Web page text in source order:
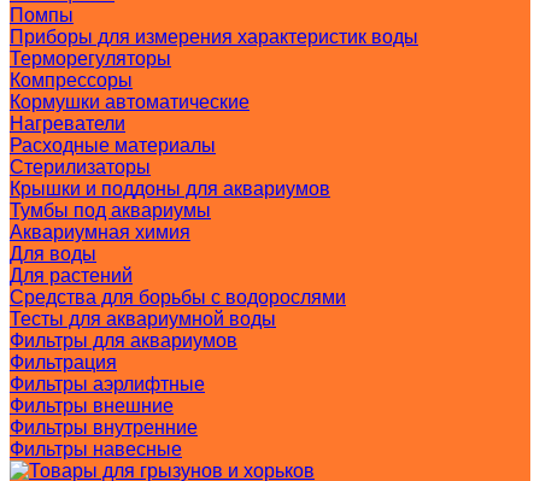
Помпы
Приборы для измерения характеристик воды
Терморегуляторы
Компрессоры
Кормушки автоматические
Нагреватели
Расходные материалы
Стерилизаторы
Крышки и поддоны для аквариумов
Тумбы под аквариумы
Аквариумная химия
Для воды
Для растений
Средства для борьбы с водорослями
Тесты для аквариумной воды
Фильтры для аквариумов
Фильтрация
Фильтры аэрлифтные
Фильтры внешние
Фильтры внутренние
Фильтры навесные